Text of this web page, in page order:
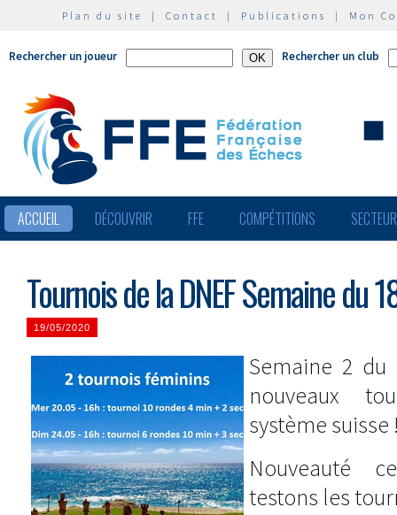
Plan du site | Contact | Publications | Mon
Rechercher un joueur Rechercher un club
ACCUEIL DÉCOUVRIR FFE COMPÉTITIONS
Tournois de la DNEF Semaine du
19/05/2020
Semaine 2 du
nouveaux
système suisse
Nouveauté
testons les